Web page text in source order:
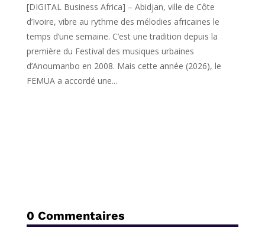
[DIGITAL Business Africa] – Abidjan, ville de Côte
d’Ivoire, vibre au rythme des mélodies africaines le
temps d’une semaine. C’est une tradition depuis la
première du Festival des musiques urbaines
d’Anoumanbo en 2008. Mais cette année (2026), le
FEMUA a accordé une...
0 Commentaires